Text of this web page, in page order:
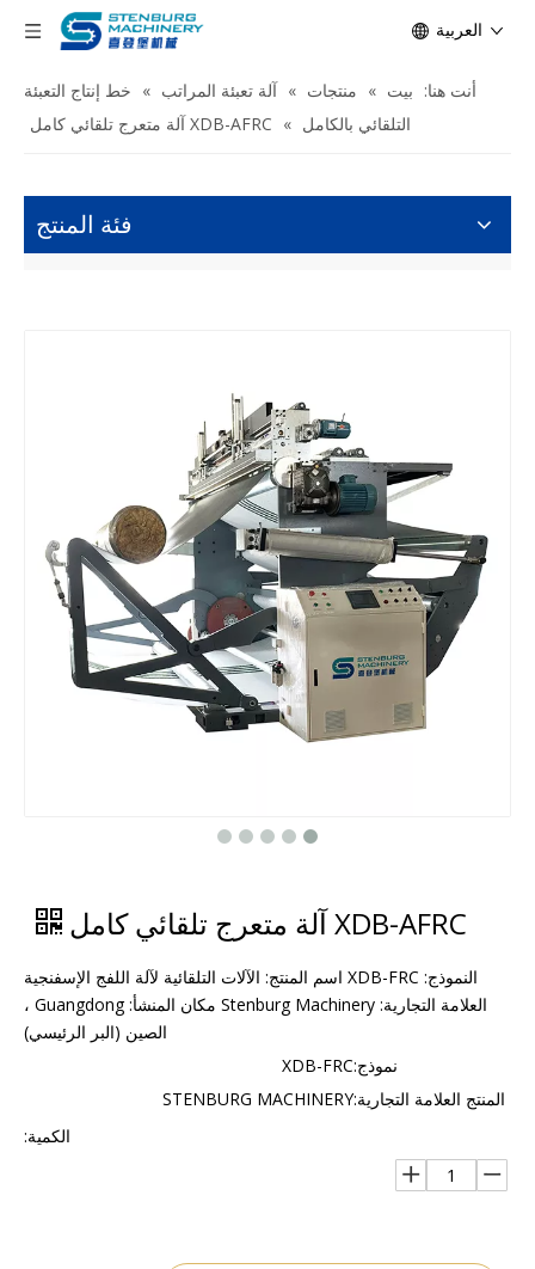
العربية
أنت هنا: بيت » منتجات » آلة تعبئة المراتب » خط إنتاج التعبئة
التلقائي بالكامل » XDB-AFRC آلة متعرج تلقائي كامل
فئة المنتج
XDB-AFRC آلة متعرج تلقائي كامل
النموذج: XDB-FRC اسم المنتج: الآلات التلقائية لآلة اللفج الإسفنجية
العلامة التجارية: Stenburg Machinery مكان المنشأ: Guangdong ،
الصين (البر الرئيسي)
نموذج:XDB-FRC
المنتج العلامة التجارية:STENBURG MACHINERY
الكمية: